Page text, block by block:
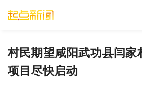
村民期望咸阳武功县闫
项目尽快启动